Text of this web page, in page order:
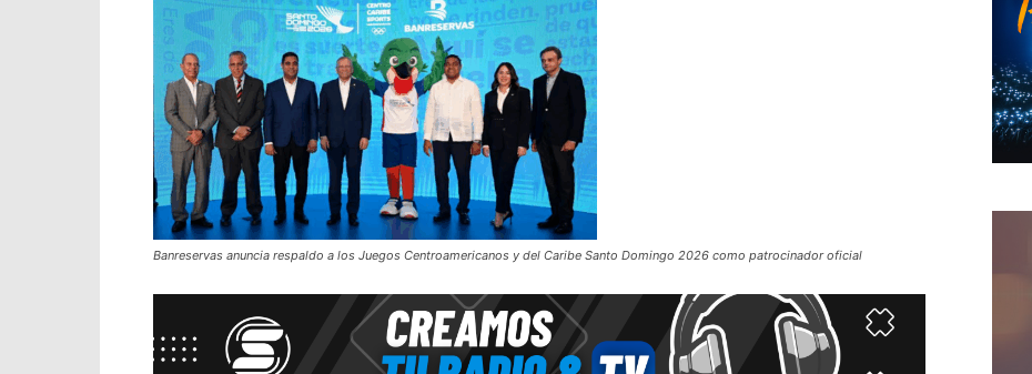
Banreservas anuncia respaldo a los Juegos Centroamericanos y del Caribe Santo Domingo 2026 como patrocinador oficial